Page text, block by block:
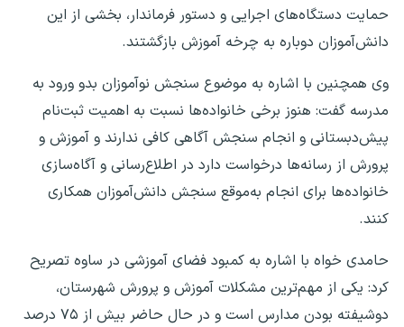
حمایت دستگاه‌های اجرایی و دستور فرماندار، بخشی از این
دانش‌آموزان دوباره به چرخه آموزش بازگشتند.
وی همچنین با اشاره به موضوع سنجش نوآموزان بدو ورود به
مدرسه گفت: هنوز برخی خانواده‌ها نسبت به اهمیت ثبت‌نام
پیش‌دبستانی و انجام سنجش آگاهی کافی ندارند و آموزش و
پرورش از رسانه‌ها درخواست دارد در اطلاع‌رسانی و آگاه‌سازی
خانواده‌ها برای انجام به‌موقع سنجش دانش‌آموزان همکاری
کنند.
حامدی خواه با اشاره به کمبود فضای آموزشی در ساوه تصریح
کرد: یکی از مهم‌ترین مشکلات آموزش و پرورش شهرستان،
دوشیفته بودن مدارس است و در حال حاضر بیش از ۷۵ درصد